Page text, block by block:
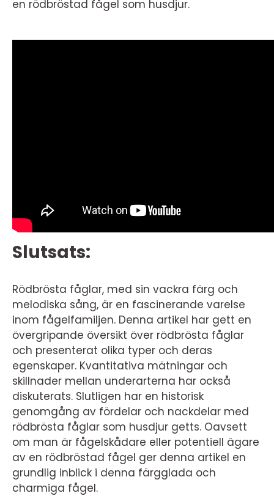
en rödbröstad fågel som husdjur.
Slutsats:
Rödbrösta fåglar, med sin vackra färg och
melodiska sång, är en fascinerande varelse
inom fågelfamiljen. Denna artikel har gett en
övergripande översikt över rödbrösta fåglar
och presenterat olika typer och deras
egenskaper. Kvantitativa mätningar och
skillnader mellan underarterna har också
diskuterats. Slutligen har en historisk
genomgång av fördelar och nackdelar med
rödbrösta fåglar som husdjur getts. Oavsett
om man är fågelskådare eller potentiell ägare
av en rödbröstad fågel ger denna artikel en
grundlig inblick i denna färgglada och
charmiga fågel.